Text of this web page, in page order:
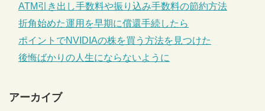
ATM引き出し手数料や振り込み手数料の節約方法
折角始めた運用を早期に償還手続したら
ポイントでNVIDIAの株を買う方法を見つけた
後悔ばかりの人生にならないように
アーカイブ